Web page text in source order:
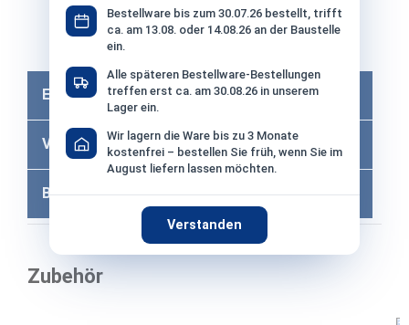
Bestellware bis zum 30.07.26 bestellt, trifft
ca. am 13.08. oder 14.08.26 an der Baustelle
ein.
Alle späteren Bestellware-Bestellungen
treffen erst ca. am 30.08.26 in unserem
Lager ein.
Wir lagern die Ware bis zu 3 Monate
kostenfrei – bestellen Sie früh, wenn Sie im
August liefern lassen möchten.
Verstanden
Bei Bezahlung per Vorkasse −2% Skonto
Eigenschaften
Versandkosten
Bewertungen
Zubehör